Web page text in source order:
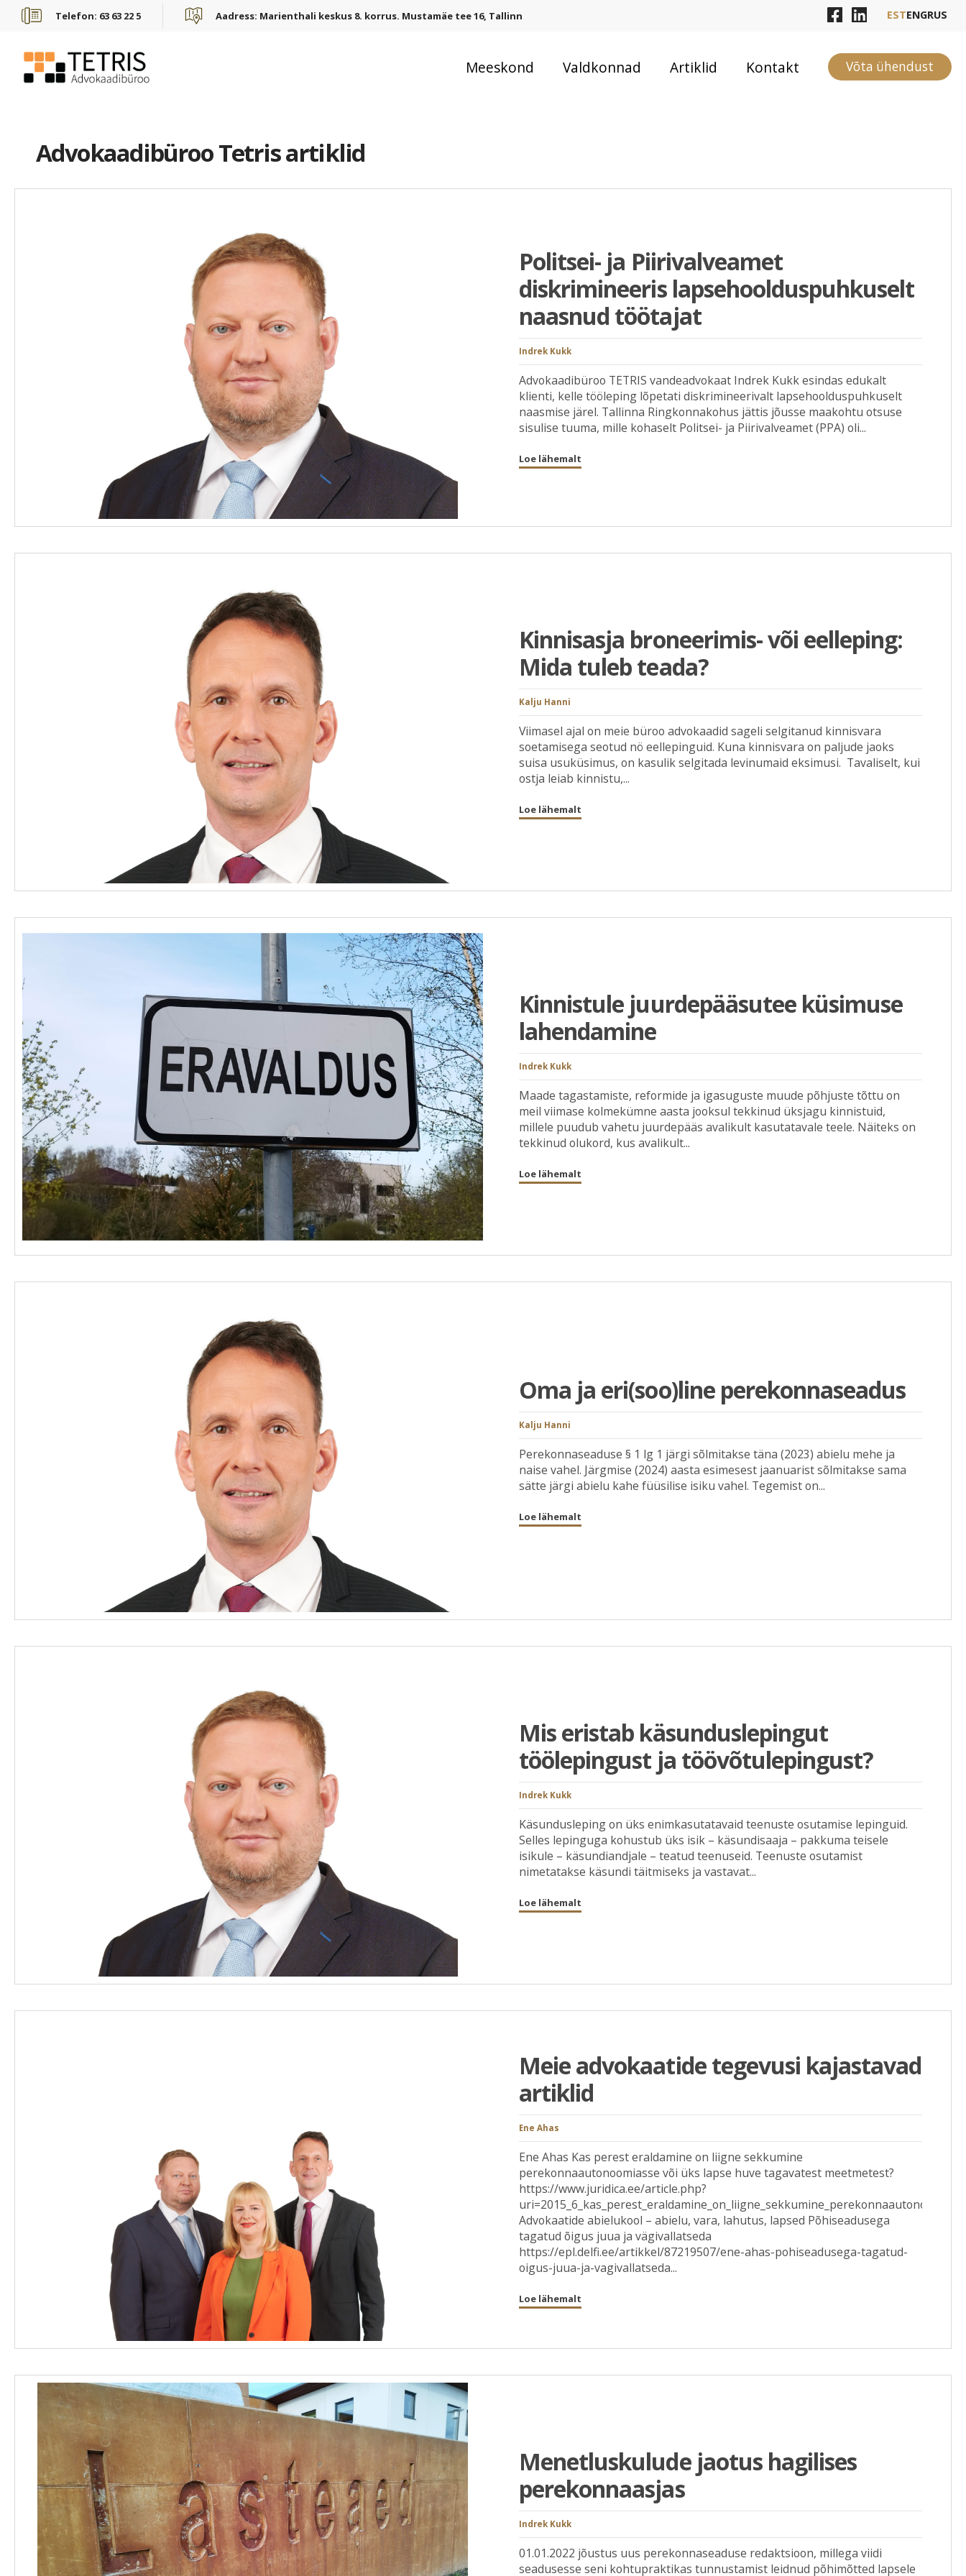
Telefon: 63 63 22 5 Aadress: Marienthali keskus 8. korrus. Mustamäe tee 16, Tallinn ESTENGRUS
Meeskond Valdkonnad Artiklid Kontakt Võta ühendust
Advokaadibüroo Tetris artiklid
Politsei- ja Piirivalveamet
diskrimineeris lapsehoolduspuhkuselt
naasnud töötajat
Indrek Kukk
Advokaadibüroo TETRIS vandeadvokaat Indrek Kukk esindas edukalt
klienti, kelle tööleping lõpetati diskrimineerivalt lapsehoolduspuhkuselt
naasmise järel. Tallinna Ringkonnakohus jättis jõusse maakohtu otsuse
sisulise tuuma, mille kohaselt Politsei- ja Piirivalveamet (PPA) oli...
Loe lähemalt
Kinnisasja broneerimis- või eelleping:
Mida tuleb teada?
Kalju Hanni
Viimasel ajal on meie büroo advokaadid sageli selgitanud kinnisvara
soetamisega seotud nö eellepinguid. Kuna kinnisvara on paljude jaoks
suisa usuküsimus, on kasulik selgitada levinumaid eksimusi. Tavaliselt, kui
ostja leiab kinnistu,...
Loe lähemalt
Kinnistule juurdepääsutee küsimuse
lahendamine
Indrek Kukk
Maade tagastamiste, reformide ja igasuguste muude põhjuste tõttu on
meil viimase kolmekümne aasta jooksul tekkinud üksjagu kinnistuid,
millele puudub vahetu juurdepääs avalikult kasutatavale teele. Näiteks on
tekkinud olukord, kus avalikult...
Loe lähemalt
Oma ja eri(soo)line perekonnaseadus
Kalju Hanni
Perekonnaseaduse § 1 lg 1 järgi sõlmitakse täna (2023) abielu mehe ja
naise vahel. Järgmise (2024) aasta esimesest jaanuarist sõlmitakse sama
sätte järgi abielu kahe füüsilise isiku vahel. Tegemist on...
Loe lähemalt
Mis eristab käsunduslepingut
töölepingust ja töövõtulepingust?
Indrek Kukk
Käsundusleping on üks enimkasutatavaid teenuste osutamise lepinguid.
Selles lepinguga kohustub üks isik – käsundisaaja – pakkuma teisele
isikule – käsundiandjale – teatud teenuseid. Teenuste osutamist
nimetatakse käsundi täitmiseks ja vastavat...
Loe lähemalt
Meie advokaatide tegevusi kajastavad
artiklid
Ene Ahas
Ene Ahas Kas perest eraldamine on liigne sekkumine
perekonnaautonoomiasse või üks lapse huve tagavatest meetmetest?
https://www.juridica.ee/article.php?
Advokaatide abielukool – abielu, vara, lahutus, lapsed Põhiseadusega
tagatud õigus juua ja vägivallatseda
https://epl.delfi.ee/artikkel/87219507/ene-ahas-pohiseadusega-tagatud-
oigus-juua-ja-vagivallatseda...
Loe lähemalt
Menetluskulude jaotus hagilises
perekonnaasjas
Indrek Kukk
01.01.2022 jõustus uus perekonnaseaduse redaktsioon, millega viidi
seadusesse seni kohtupraktikas tunnustamist leidnud põhimõtted lapsele